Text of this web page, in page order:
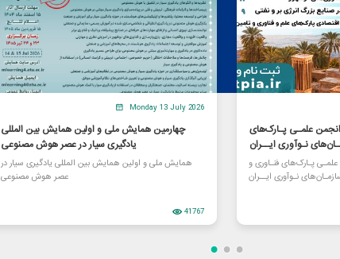
Monday 13 July 2026
چهارمین همایش ملی و اولین همایش بین المللی
یادگیری سیار در عصر هوش مصنوعی
همایش ملی و اولین همایش بین المللی یادگیری سیار در
عصر هوش مصنوعی
41767
علمـی پـارک‌های
نـوآوری ایــران
پـارک‌های فنـاوری و
نـوآوری ایــران